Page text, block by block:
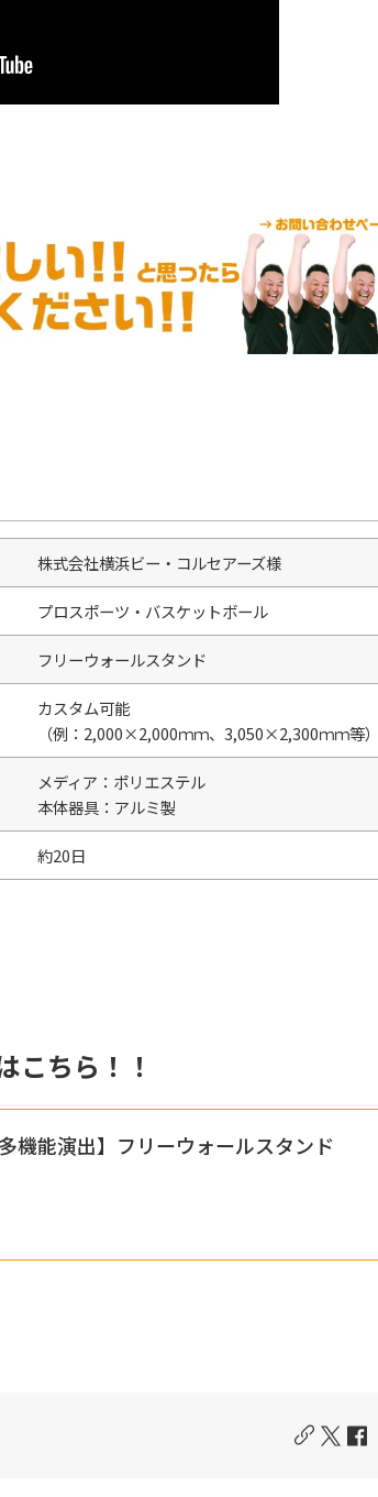
株式会社横浜ビー・コルセアーズ様
プロスポーツ・バスケットボール
フリーウォールスタンド
カスタム可能
（例：2,000×2,000ｍｍ、3,050×2,300ｍｍ等）
メディア：ポリエステル
本体器具：アルミ製
約20日
こちら！！
機能演出】フリーウォールスタンド